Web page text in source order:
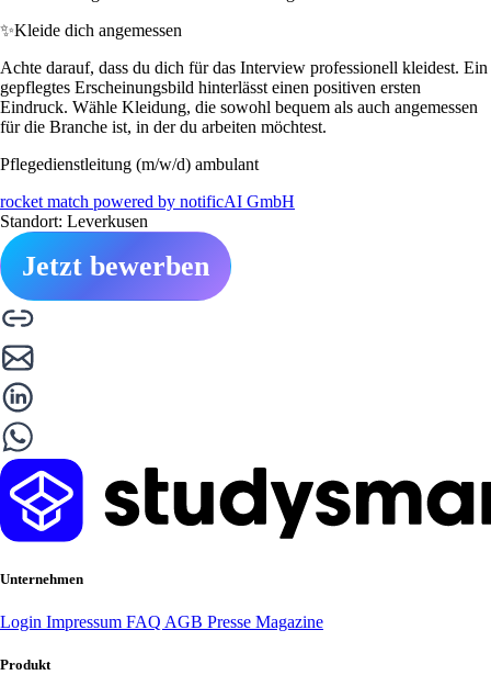
✨Kleide dich angemessen
Achte darauf, dass du dich für das Interview professionell kleidest. Ein
gepflegtes Erscheinungsbild hinterlässt einen positiven ersten
Eindruck. Wähle Kleidung, die sowohl bequem als auch angemessen
für die Branche ist, in der du arbeiten möchtest.
Pflegedienstleitung (m/w/d) ambulant
rocket match powered by notificAI GmbH
Standort: Leverkusen
Jetzt bewerben
Unternehmen
Login Impressum FAQ AGB Presse Magazine
Produkt